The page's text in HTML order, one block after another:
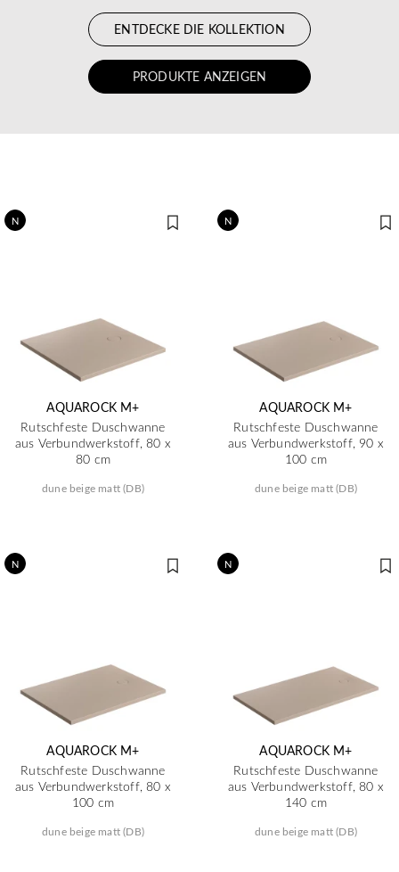
ENTDECKE DIE KOLLEKTION
PRODUKTE ANZEIGEN
N
AQUAROCK M+
Rutschfeste Duschwanne
aus Verbundwerkstoff, 80 x
80 cm
dune beige matt (DB)
N
AQUAROCK M+
Rutschfeste Duschwanne
aus Verbundwerkstoff, 90 x
100 cm
dune beige matt (DB)
N
AQUAROCK M+
Rutschfeste Duschwanne
aus Verbundwerkstoff, 80 x
100 cm
dune beige matt (DB)
N
AQUAROCK M+
Rutschfeste Duschwanne
aus Verbundwerkstoff, 80 x
140 cm
dune beige matt (DB)